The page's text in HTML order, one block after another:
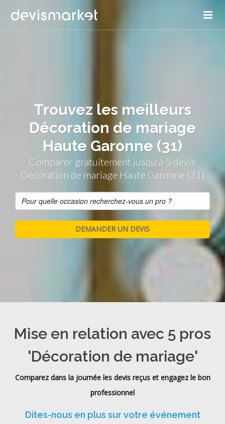
Trouvez les meilleurs
Décoration de mariage
Haute Garonne (31)
Comparer gratuitement jusqu'à 5 devis
Décoration de mariage Haute Garonne (31)
Mise en relation avec 5 pros
'Décoration de mariage'
Comparez dans la journée les devis reçus et engagez le bon
professionnel
Dites-nous en plus sur votre événement